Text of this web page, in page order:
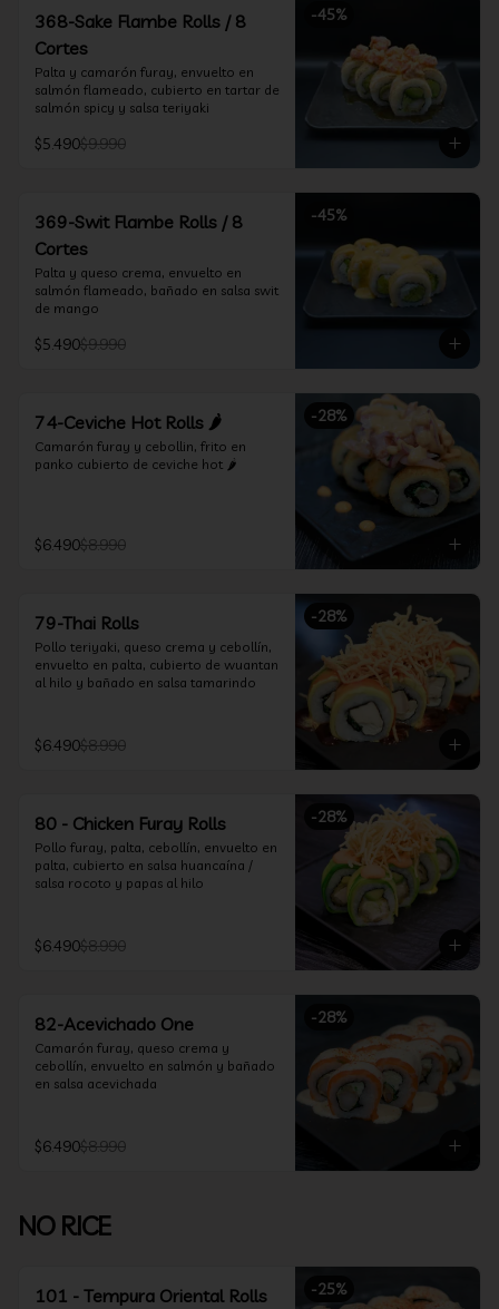
-45%
368-Sake Flambe Rolls / 8
Cortes
Palta y camarón furay, envuelto en
salmón flameado, cubierto en tartar de
salmón spicy y salsa teriyaki
$5.490$9.990
-45%
369-Swit Flambe Rolls / 8
Cortes
Palta y queso crema, envuelto en
salmón flameado, bañado en salsa swit
de mango
$5.490$9.990
-28%
74-Ceviche Hot Rolls 🌶️
Camarón furay y cebollin, frito en
panko cubierto de ceviche hot 🌶️
$6.490$8.990
-28%
79-Thai Rolls
Pollo teriyaki, queso crema y cebollín,
envuelto en palta, cubierto de wuantan
al hilo y bañado en salsa tamarindo
$6.490$8.990
-28%
80 - Chicken Furay Rolls
Pollo furay, palta, cebollín, envuelto en
palta, cubierto en salsa huancaína /
salsa rocoto y papas al hilo
$6.490$8.990
-28%
82-Acevichado One
Camarón furay, queso crema y
cebollín, envuelto en salmón y bañado
en salsa acevichada
$6.490$8.990
NO RICE
-25%
101 - Tempura Oriental Rolls